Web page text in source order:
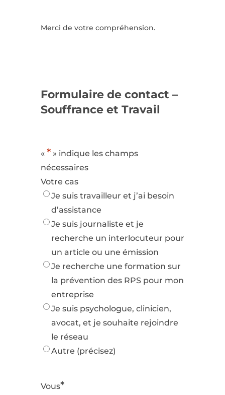
Merci de votre compréhension.
Formulaire de contact –
Souffrance et Travail
« *» indique les champs
nécessaires
Votre cas
Je suis travailleur et j’ai besoin
d’assistance
Je suis journaliste et je
recherche un interlocuteur pour
un article ou une émission
Je recherche une formation sur
la prévention des RPS pour mon
entreprise
Je suis psychologue, clinicien,
avocat, et je souhaite rejoindre
le réseau
Autre (précisez)
Vous*